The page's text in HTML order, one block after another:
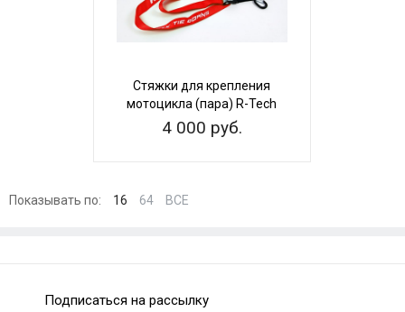
Стяжки для крепления
мотоцикла (пара) R-Tech
38мм х 2м
4 000 руб.
Показывать по: 16 64 ВСЕ
Подписаться на рассылку